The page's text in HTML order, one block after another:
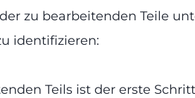
zu bearbeitenden Teile
identifizieren:
Teils ist der erste